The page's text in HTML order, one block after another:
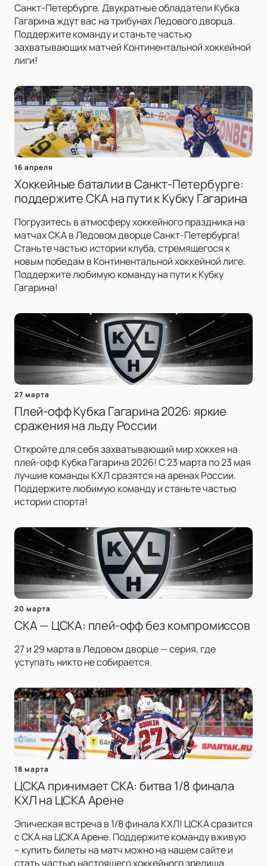
Санкт-Петербурге. Двукратные обладатели Кубка
Гагарина ждут вас на трибунах Ледового дворца.
Поддержите команду и станьте частью
захватывающих матчей Континентальной хоккейной
лиги!
16 апреля
Хоккейные баталии в Санкт-Петербурге:
поддержите СКА на пути к Кубку Гагарина
Погрузитесь в атмосферу хоккейного праздника на
матчах СКА в Ледовом дворце Санкт-Петербурга!
Станьте частью истории клуба, стремящегося к
новым победам в Континентальной хоккейной лиге.
Поддержите любимую команду на пути к Кубку
Гагарина!
27 марта
Плей-офф Кубка Гагарина 2026: яркие
сражения на льду России
Откройте для себя захватывающий мир хоккея на
плей-офф Кубка Гагарина 2026! С 23 марта по 23 мая
лучшие команды КХЛ сразятся на аренах России.
Поддержите любимую команду и станьте частью
истории спорта!
20 марта
СКА — ЦСКА: плей-офф без компромиссов
27 и 29 марта в Ледовом дворце — серия, где
уступать никто не собирается.
18 марта
ЦСКА принимает СКА: битва 1/8 финала
КХЛ на ЦСКА Арене
Эпическая встреча в 1/8 финала КХЛ! ЦСКА сразится
с СКА на ЦСКА Арене. Поддержите команду вживую
– купить билеты на матч можно на нашем сайте и
стать частью настоящего хоккейного зрелища.